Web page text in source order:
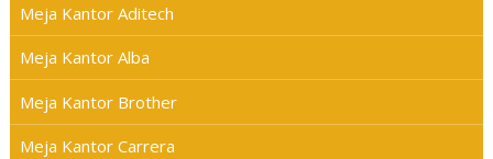
Meja Kantor Aditech
Meja Kantor Alba
Meja Kantor Brother
Meja Kantor Carrera